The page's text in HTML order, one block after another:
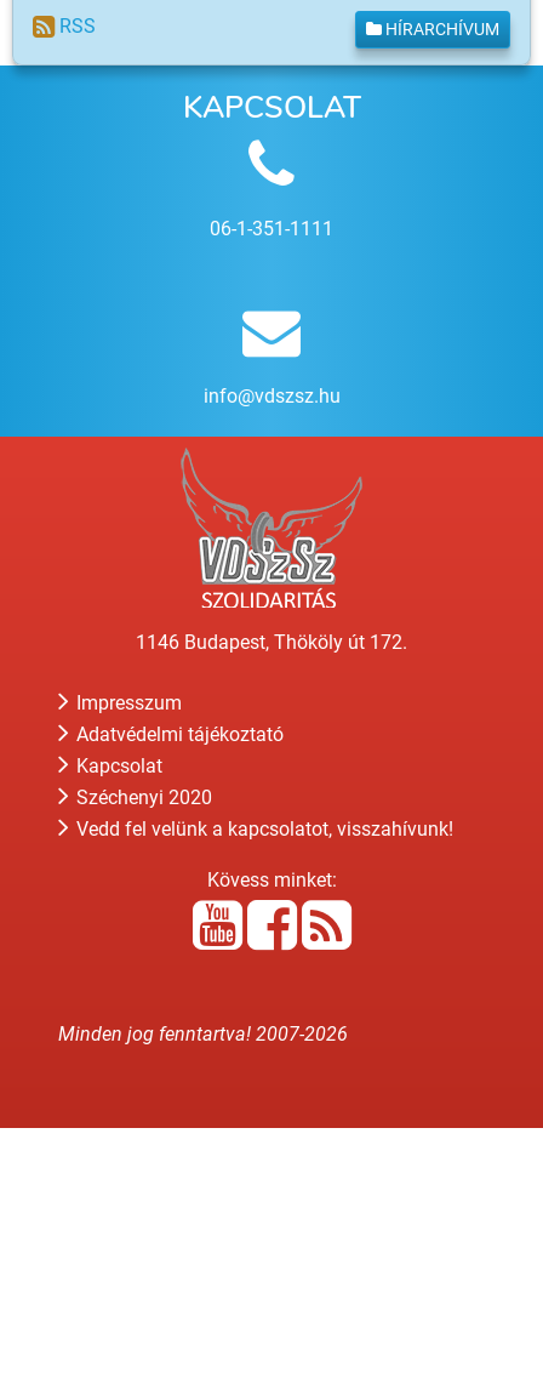
RSS HÍRARCHÍVUM
KAPCSOLAT
06-1-351-1111
info@vdszsz.hu
1146 Budapest, Thököly út 172.
Impresszum
Adatvédelmi tájékoztató
Kapcsolat
Széchenyi 2020
Vedd fel velünk a kapcsolatot, visszahívunk!
Kövess minket:
Minden jog fenntartva! 2007-2026